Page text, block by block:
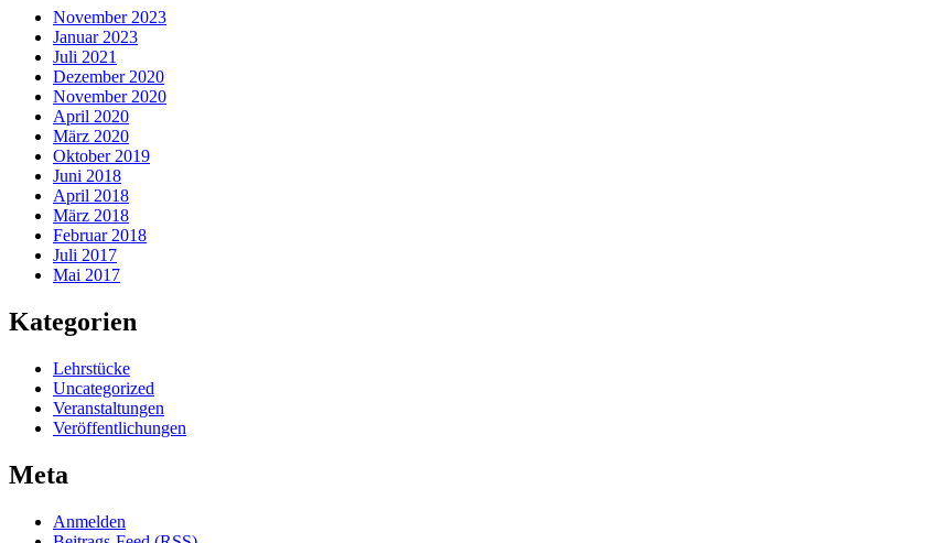
November 2023
Januar 2023
Juli 2021
Dezember 2020
November 2020
April 2020
März 2020
Oktober 2019
Juni 2018
April 2018
März 2018
Februar 2018
Juli 2017
Mai 2017
Kategorien
Lehrstücke
Uncategorized
Veranstaltungen
Veröffentlichungen
Meta
Anmelden